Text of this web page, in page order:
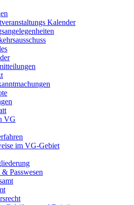
Kalender
VG
im VG-Gebiet
Passwesen